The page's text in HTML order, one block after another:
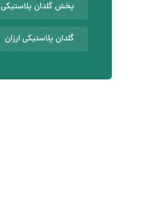
پخش گلدان پلاستیکی
گلدان پلاستیکی ارزان